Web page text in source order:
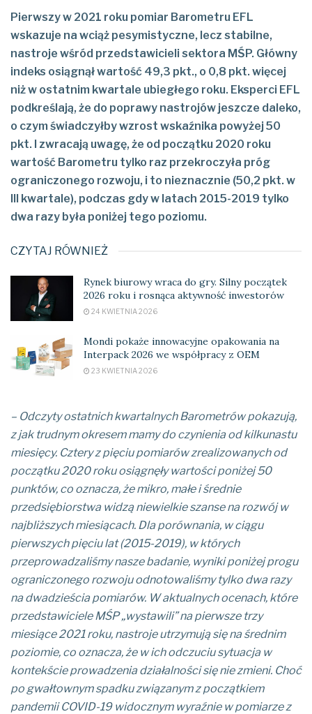
Pierwszy w 2021 roku pomiar Barometru EFL
wskazuje na wciąż pesymistyczne, lecz stabilne,
nastroje wśród przedstawicieli sektora MŚP. Główny
indeks osiągnął wartość 49,3 pkt., o 0,8 pkt. więcej
niż w ostatnim kwartale ubiegłego roku. Eksperci EFL
podkreślają, że do poprawy nastrojów jeszcze daleko,
o czym świadczyłby wzrost wskaźnika powyżej 50
pkt. I zwracają uwagę, że od początku 2020 roku
wartość Barometru tylko raz przekroczyła próg
ograniczonego rozwoju, i to nieznacznie (50,2 pkt. w
III kwartale), podczas gdy w latach 2015-2019 tylko
dwa razy była poniżej tego poziomu.
CZYTAJ RÓWNIEŻ
Rynek biurowy wraca do gry. Silny początek
2026 roku i rosnąca aktywność inwestorów
24 KWIETNIA 2026
Mondi pokaże innowacyjne opakowania na
Interpack 2026 we współpracy z OEM
23 KWIETNIA 2026
– Odczyty ostatnich kwartalnych Barometrów pokazują,
z jak trudnym okresem mamy do czynienia od kilkunastu
miesięcy. Cztery z pięciu pomiarów zrealizowanych od
początku 2020 roku osiągnęły wartości poniżej 50
punktów, co oznacza, że mikro, małe i średnie
przedsiębiorstwa widzą niewielkie szanse na rozwój w
najbliższych miesiącach. Dla porównania, w ciągu
pierwszych pięciu lat (2015-2019), w których
przeprowadzaliśmy nasze badanie, wyniki poniżej progu
ograniczonego rozwoju odnotowaliśmy tylko dwa razy
na dwadzieścia pomiarów. Waktualnych ocenach, które
przedstawiciele MŚP „wystawili” na pierwsze trzy
miesiące 2021 roku, nastroje utrzymują się na średnim
poziomie, co oznacza, że w ich odczuciu sytuacja w
kontekście prowadzenia działalności się nie zmieni. Choć
po gwałtownym spadku związanym z początkiem
pandemii COVID-19 widocznym wyraźnie w pomiarze z